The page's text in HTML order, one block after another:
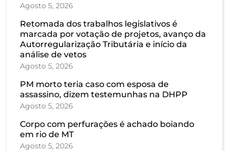
Agosto 5, 2026
Retomada dos trabalhos legislativos é
marcada por votação de projetos, avanço da
Autorregularização Tributária e início da
análise de vetos
Agosto 5, 2026
PM morto teria caso com esposa de
assassino, dizem testemunhas na DHPP
Agosto 5, 2026
Corpo com perfurações é achado boiando
em rio de MT
Agosto 5, 2026